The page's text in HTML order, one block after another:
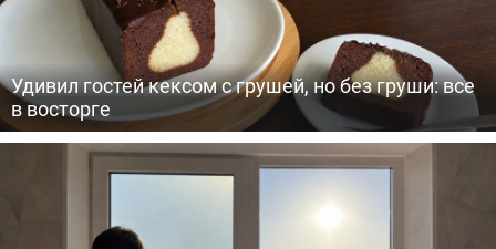
Удивил гостей кексом с грушей, но без груши: все
в восторге